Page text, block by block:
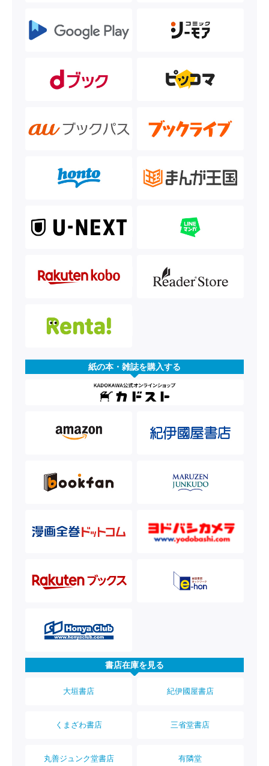
紙の本・雑誌を購入する
書店在庫を見る
大垣書店 紀伊國屋書店
くまざわ書店 三省堂書店
丸善ジュンク堂書店 有隣堂